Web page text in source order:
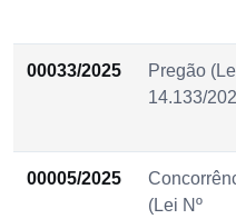
00033/2025
Pregão
14.133/
00005/2025
(Lei Nº